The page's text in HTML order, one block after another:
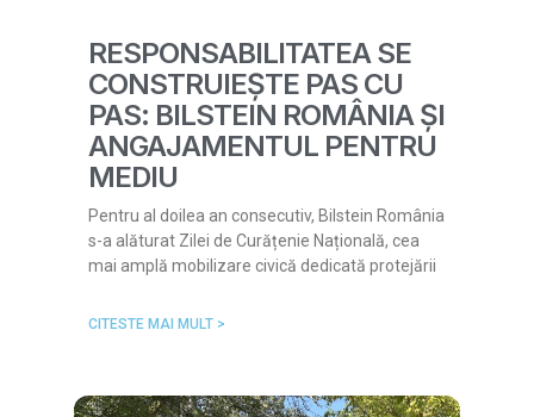
RESPONSABILITATEA SE
CONSTRUIEȘTE PAS CU
PAS: BILSTEIN ROMÂNIA ȘI
ANGAJAMENTUL PENTRU
MEDIU
Pentru al doilea an consecutiv, Bilstein România
s-a alăturat Zilei de Curățenie Națională, cea
mai amplă mobilizare civică dedicată protejării
CITESTE MAI MULT >